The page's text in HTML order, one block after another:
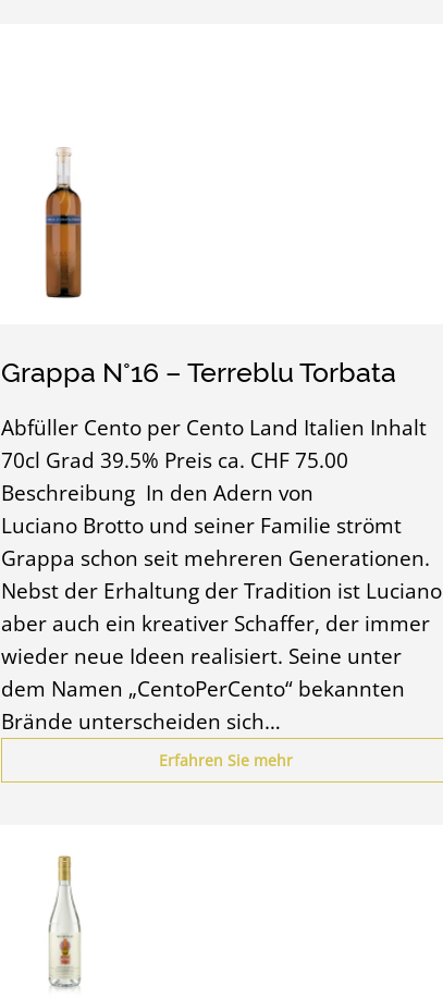
Grappa N°16 – Terreblu Torbata
Abfüller Cento per Cento Land Italien Inhalt
70cl Grad 39.5% Preis ca. CHF 75.00
Beschreibung In den Adern von
Luciano Brotto und seiner Familie strömt
Grappa schon seit mehreren Generationen.
Nebst der Erhaltung der Tradition ist Luciano
aber auch ein kreativer Schaffer, der immer
wieder neue Ideen realisiert. Seine unter
dem Namen „CentoPerCento“ bekannten
Brände unterscheiden sich…
Erfahren Sie mehr